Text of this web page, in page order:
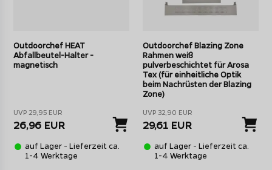
Outdoorchef HEAT
Abfallbeutel-Halter -
magnetisch
UVP 29,95 EUR
26,96 EUR
auf Lager - Lieferzeit ca.
1-4 Werktage
Outdoorchef Blazing Zone
Rahmen weiß
pulverbeschichtet für Arosa
Tex (für einheitliche Optik
beim Nachrüsten der Blazing
Zone)
UVP 32,90 EUR
29,61 EUR
auf Lager - Lieferzeit ca.
1-4 Werktage